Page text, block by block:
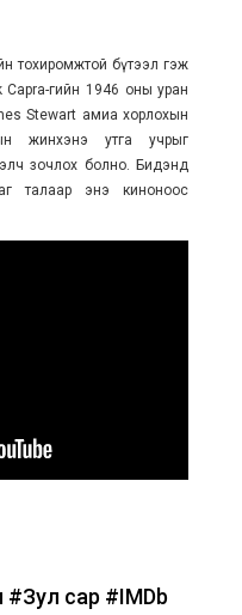
тохиромжтой бүтээл гэж
Capra-гийн 1946 оны уран
Stewart амиа хорлохын
жинхэнэ утга учрыг
зочлох болно. Бидэнд
талаар энэ киноноос
#Зул сар #IMDb